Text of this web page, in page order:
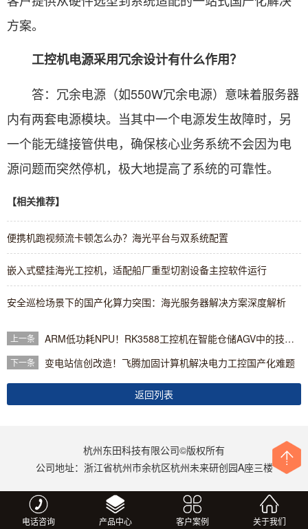
方案。
工控机电源采用冗余设计有什么作用？
答：冗余电源（如550W冗余电源）意味着服务器
内有两套电源模块。当其中一个电源发生故障时，另
一个能无缝接管供电，确保核心业务系统不会因为电
源问题而突然停机，极大地提高了系统的可靠性。
【相关推荐】
便携机跑视频流卡顿怎么办？海光平台与双系统配置
嵌入式壁挂海光工控机，适配船厂重型切割设备主控软件运行
安全巡检场景下的国产化算力突围：海光服务器解决方案深度解析
上一条 ARM低功耗NPU！RK3588工控机在智能仓储AGV中的技术实现与选型建议
下一条 变电站信创改造！飞腾加固计算机解决电力工控国产化难题
返回列表
杭州东田科技有限公司©版权所有
公司地址：浙江省杭州市余杭区杭州未来研创园A座三楼
电话咨询 产品中心 客户案例 关于我们